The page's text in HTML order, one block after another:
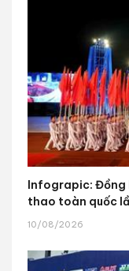
Infograpic: Đồng
thao toàn quốc
10/08/2026